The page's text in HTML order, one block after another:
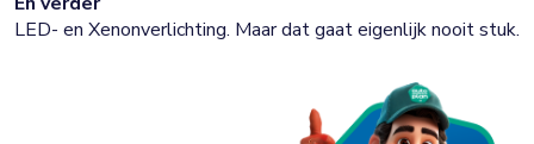
LED- en Xenonverlichting. Maar dat gaat eigenlijk nooit stuk.